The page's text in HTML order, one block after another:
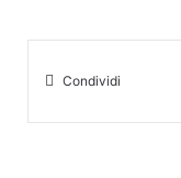
Condividi